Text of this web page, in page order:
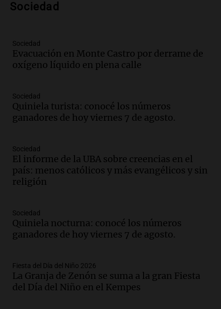
Bulaya este sábado
Audio.
Congreso y evacuación por derrame de
oxígeno en Montecastro
Audio.
Río Gallegos reporta frío extremo
y llega avión para escuelas de la décima
brigada aérea
Episodios
Audio. La justicia reconoce al COVID
como enfermedad laboral tras la muerte
de un docente
Audio.Aumento de tarifas de luz en San
Luis a partir de agosto por nueva
regulación de la energía
Episodios
Audio.Gabriela Irrazábal: “Un 35,5% de
la población del país fue a templos a
Sociedad
Sociedad
Evacuación en Monte Castro por derrame de
oxígeno líquido en plena calle
Sociedad
Quiniela turista: conocé los números
ganadores de hoy viernes 7 de agosto.
Sociedad
El informe de la UBA sobre creencias en el
país: menos católicos y más evangélicos y sin
religión
Sociedad
Quiniela nocturna: conocé los números
ganadores de hoy viernes 7 de agosto.
Fiesta del Día del Niño 2026
La Granja de Zenón se suma a la gran Fiesta
del Día del Niño en el Kempes